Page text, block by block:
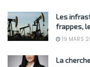
Les
frappes,
19 MARS
La